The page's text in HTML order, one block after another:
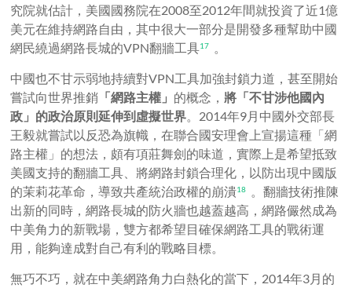
究院就估計，美國國務院在2008至2012年間就投資了近1億
美元在維持網路自由，其中很大一部分是開發多種幫助中國
網民繞過網路長城的VPN翻牆工具17 。
中國也不甘示弱地持續對VPN工具加強封鎖力道，甚至開始
嘗試向世界推銷 「網路主權」 的概念， 將「不甘涉他國內
政」的政治原則延伸到虛擬世界。2014年9月中國外交部長
王毅就嘗試以反恐為旗幟，在聯合國安理會上宣揚這種「網
路主權」的想法，頗有項莊舞劍的味道，實際上是希望抵致
美國支持的翻牆工具、將網路封鎖合理化，以防出現中國版
的茉莉花革命，導致共產統治政權的崩潰18
。翻牆技術推陳
出新的同時，網路長城的防火牆也越蓋越高，網路儼然成為
中美角力的新戰場，雙方都希望目確保網路工具的戰術運
用，能夠達成對自己有利的戰略目標。
無巧不巧，就在中美網路角力白熱化的當下，2014年3月的